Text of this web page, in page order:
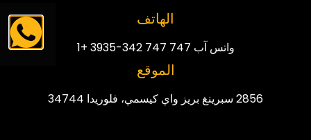
الهاتف
واتس آب 747 747 342-3935 +1
الموقع
2856 سبرينغ بريز واي كيسمي، فلوريدا 34744